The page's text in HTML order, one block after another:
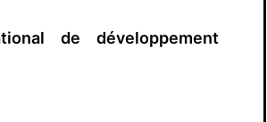
de développement